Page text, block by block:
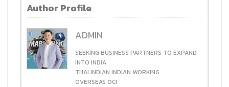
Author Profile
ADMIN
SEEKING BUSINESS PARTNERS TO EXPAND
INTO INDIA
THAI INDIAN INDIAN WORKING
OVERSEAS OCI